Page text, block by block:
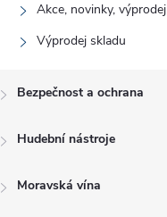
Akce, novinky, výprodej
Výprodej skladu
Bezpečnost a ochrana
Hudební nástroje
Moravská vína